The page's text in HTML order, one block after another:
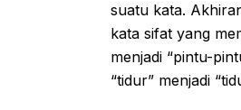
suatu kata.
kata sifat yang
menjadi “pintu-
“tidur” menjadi